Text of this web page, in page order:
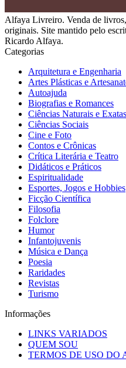
Alfaya Livreiro. Venda de
originais. Site mantido pelo
Ricardo Alfaya.
Categorias
Arquitetura e Engenharia
Artes Plásticas e
Autoajuda
Biografias e Romances
Ciências Naturais e Exatas
Ciências Sociais
Cine e Foto
Contos e Crônicas
Crítica Literária e Teatro
Didáticos e Práticos
Espiritualidade
Esportes, Jogos e Hobbies
Ficção Científica
Filosofia
Folclore
Humor
Infantojuvenis
Música e Dança
Poesia
Raridades
Revistas
Turismo
Informações
LINKS VARIADOS
QUEM SOU
TERMOS DE USO DO